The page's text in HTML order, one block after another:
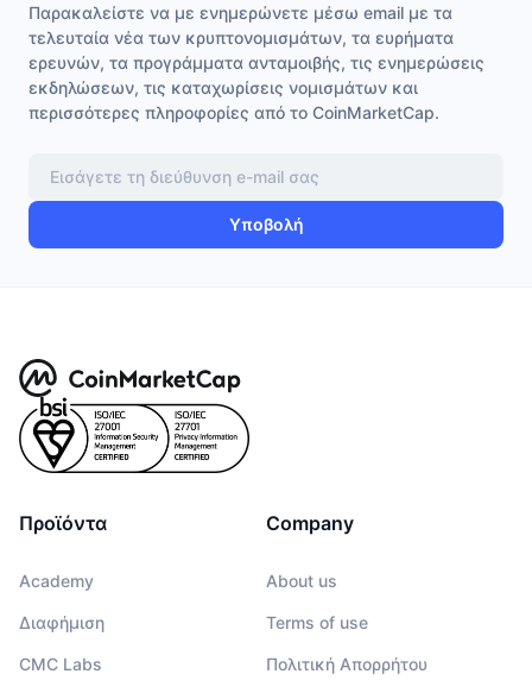
Παρακαλείστε να με ενημερώνετε μέσω email με τα
τελευταία νέα των κρυπτονομισμάτων, τα ευρήματα
ερευνών, τα προγράμματα ανταμοιβής, τις ενημερώσεις
εκδηλώσεων, τις καταχωρίσεις νομισμάτων και
περισσότερες πληροφορίες από το CoinMarketCap.
Υποβολή
Προϊόντα
Academy
Διαφήμιση
CMC Labs
Company
About us
Terms of use
Πολιτική Απορρήτου